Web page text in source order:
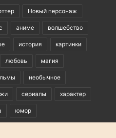
Новый персонаж
аниме волшебство
история картинки
любовь магия
необычное
сериалы характер
юмор